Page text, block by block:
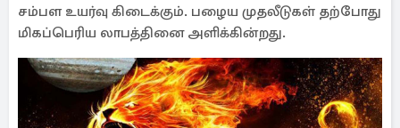
சம்பள உயர்வு கிடைக்கும். பழைய முதலீடுகள் தற்போது
மிகப்பெரிய லாபத்தினை அளிக்கின்றது.